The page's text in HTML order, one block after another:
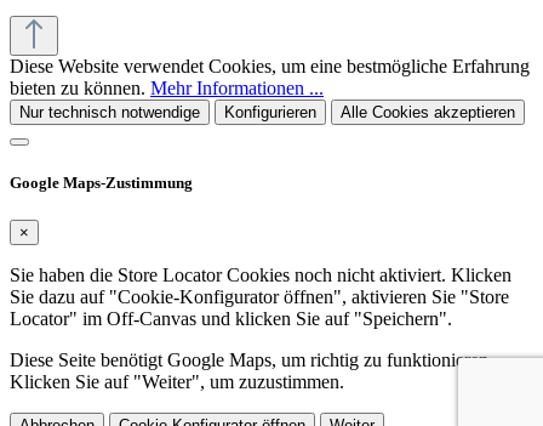
Diese Website verwendet Cookies, um eine bestmögliche Erfahrung
bieten zu können. Mehr Informationen ...
Nur technisch notwendige Konfigurieren Alle Cookies akzeptieren
Google Maps-Zustimmung
×
Sie haben die Store Locator Cookies noch nicht aktiviert. Klicken
Sie dazu auf "Cookie-Konfigurator öffnen", aktivieren Sie "Store
Locator" im Off-Canvas und klicken Sie auf "Speichern".
Diese Seite benötigt Google Maps, um richtig zu funktionieren.
Klicken Sie auf "Weiter", um zuzustimmen.